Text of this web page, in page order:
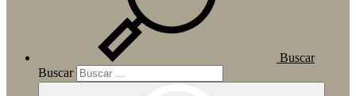
Buscar
Buscar